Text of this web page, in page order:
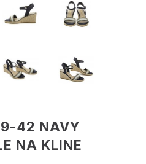
42 NAVY
NA KLINE